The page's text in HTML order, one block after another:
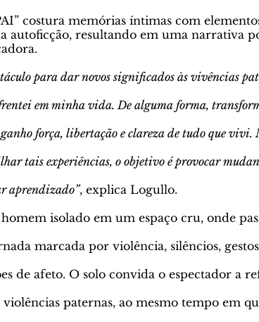
costura memórias íntimas com
autoficção, resultando em uma narrativa
para dar novos significados às vivências
em minha vida. De alguma forma,
ganho força, libertação e clareza de tudo que vivi.
tais experiências, o objetivo é provocar
aprendizado”, explica Logullo.
isolado em um espaço cru, onde
marcada por violência, silêncios,
de afeto. O solo convida o espectador a
paternas, ao mesmo tempo em